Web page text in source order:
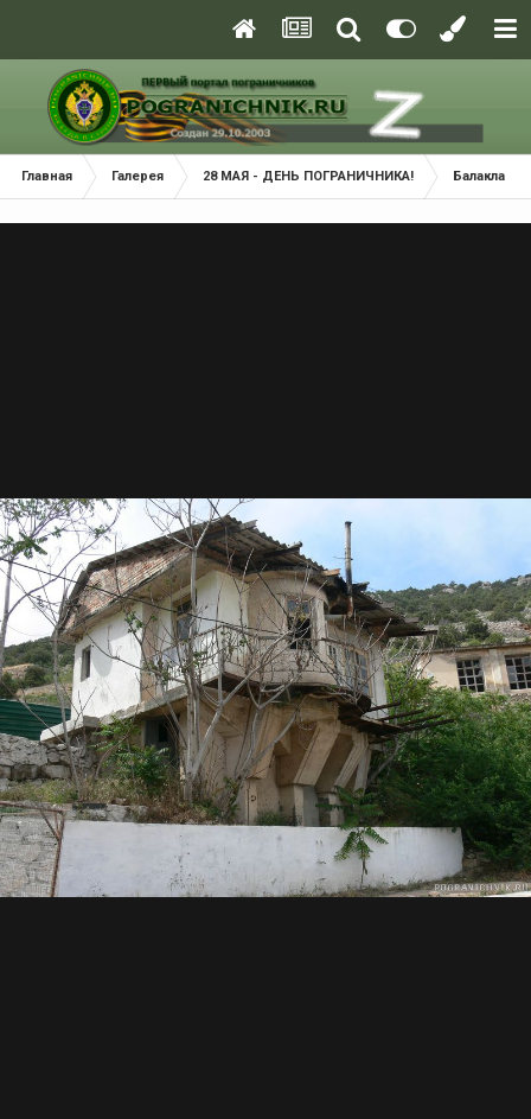
Главная Галерея 28 МАЯ - ДЕНЬ ПОГРАНИЧНИКА! Балаклава